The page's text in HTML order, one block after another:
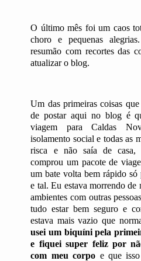
O último mês foi um caos
choro e pequenas
resumão com recortes das
atualizar o blog.
Um das primeiras coisas
de postar aqui no blog é
viagem para Caldas
isolamento social e todas as
risca e não saía de casa,
comprou um pacote de
um bate volta bem rápido só
e tal. Eu estava morrendo de
ambientes com outras
tudo estar bem seguro e
estava mais vazio que
usei um biquíni pela
e fiquei super feliz por
com meu corpo e que